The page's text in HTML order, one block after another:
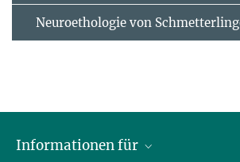
Neuroethologie von
Informationen für